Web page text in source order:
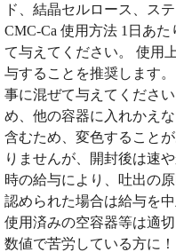
ド、結晶セルロース、ス
CMC-Ca 使用方法 1日あ
て与えてください。 使用
与することを推奨します
事に混ぜて与えてくださ
め、他の容器に入れかえ
含むため、変色すること
りませんが、開封後は速
時の給与により、吐出の
認められた場合は給与を
使用済みの空容器等は適
数値で苦労している方に！